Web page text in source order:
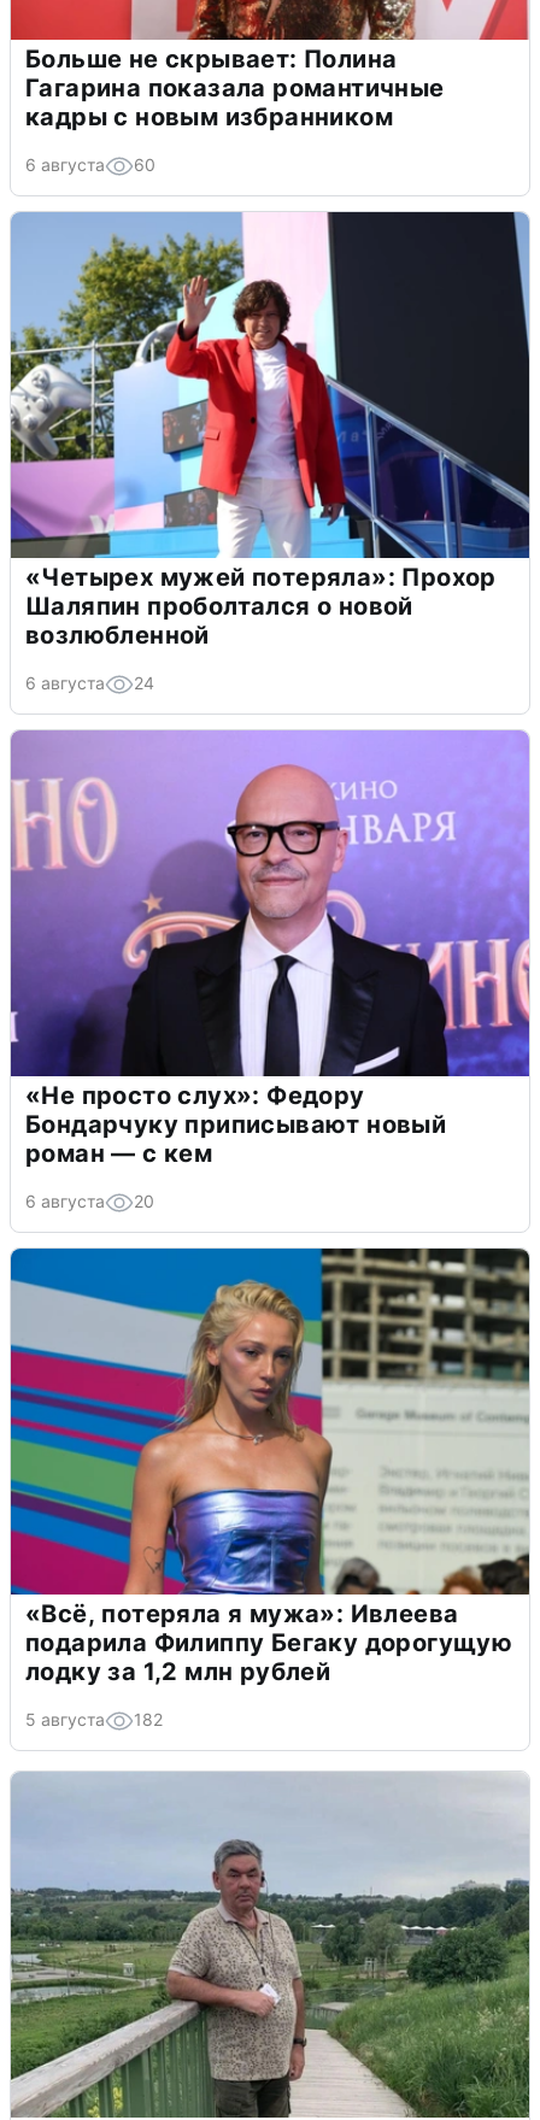
Больше не скрывает: Полина
Гагарина показала романтичные
кадры с новым избранником
6 августа 60
«Четырех мужей потеряла»: Прохор
Шаляпин проболтался о новой
возлюбленной
6 августа 24
«Не просто слух»: Федору
Бондарчуку приписывают новый
роман — с кем
6 августа 20
«Всё, потеряла я мужа»: Ивлеева
подарила Филиппу Бегаку дорогущую
лодку за 1,2 млн рублей
5 августа 182